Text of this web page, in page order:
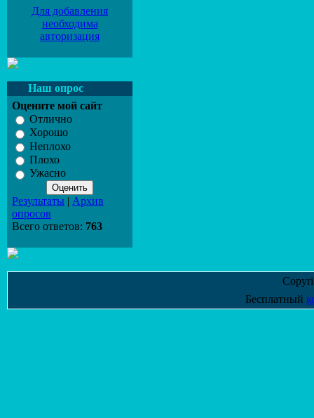
Для добавления
необходима
авторизация
Наш опрос
Оцените мой сайт
Отлично
Хорошо
Неплохо
Плохо
Ужасно
Результаты | Архив
опросов
Всего ответов: 763
Бесплатный